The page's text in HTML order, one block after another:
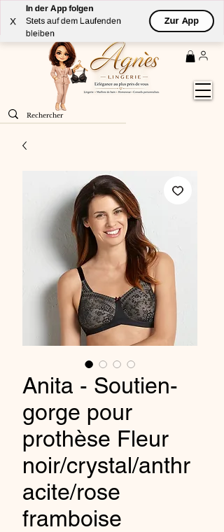
X
In der App folgen
Stets auf dem Laufenden
bleiben
Zur App
LivraisonGRATUITE (à partir de 59€) à domicile par
Colissimo en France métropolitaine
Anita - Soutien-
gorge pour
prothèse Fleur
noir/crystal/anthr
acite/rose
framboise